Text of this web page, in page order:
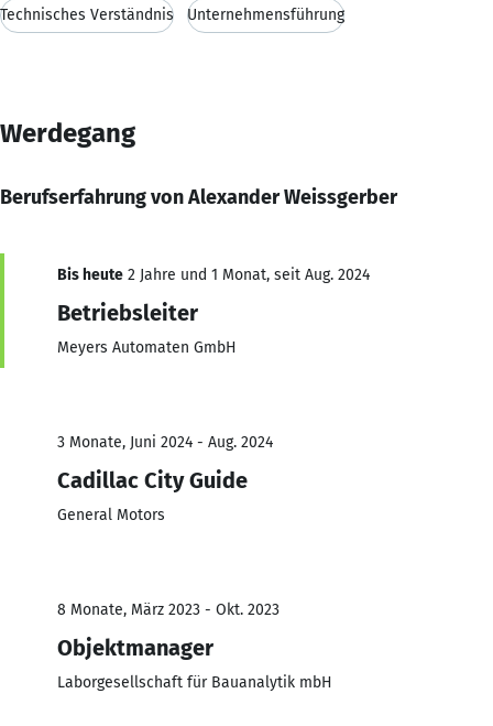
Technisches Verständnis Unternehmensführung
Werdegang
Berufserfahrung von Alexander Weissgerber
Bis heute 2 Jahre und 1 Monat, seit Aug. 2024
Betriebsleiter
Meyers Automaten GmbH
3 Monate, Juni 2024 - Aug. 2024
Cadillac City Guide
General Motors
8 Monate, März 2023 - Okt. 2023
Objektmanager
Laborgesellschaft für Bauanalytik mbH